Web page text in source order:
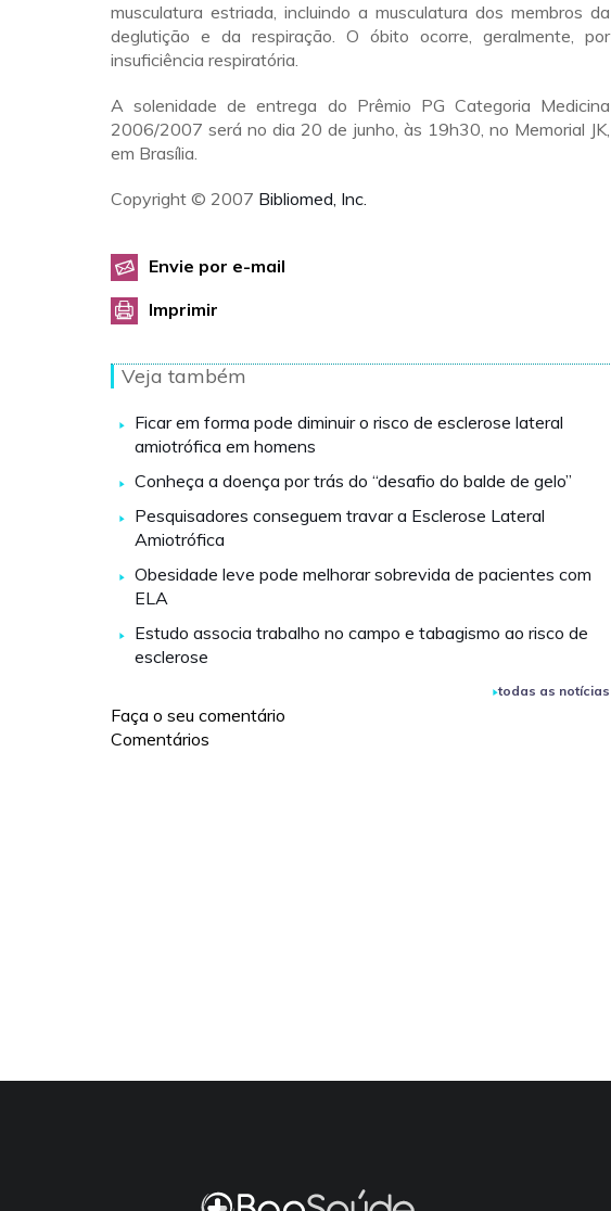
musculatura estriada, incluindo a musculatura dos membros da
deglutição e da respiração. O óbito ocorre, geralmente, por
insuficiência respiratória.
A solenidade de entrega do Prêmio PG Categoria Medicina
2006/2007 será no dia 20 de junho, às 19h30, no Memorial JK,
em Brasília.
Copyright © 2007 Bibliomed, Inc.
Envie por e-mail
Imprimir
Veja também
Ficar em forma pode diminuir o risco de esclerose lateral
amiotrófica em homens
Conheça a doença por trás do “desafio do balde de gelo”
Pesquisadores conseguem travar a Esclerose Lateral
Amiotrófica
Obesidade leve pode melhorar sobrevida de pacientes com
ELA
Estudo associa trabalho no campo e tabagismo ao risco de
esclerose
todas as notícias
Faça o seu comentário
Comentários